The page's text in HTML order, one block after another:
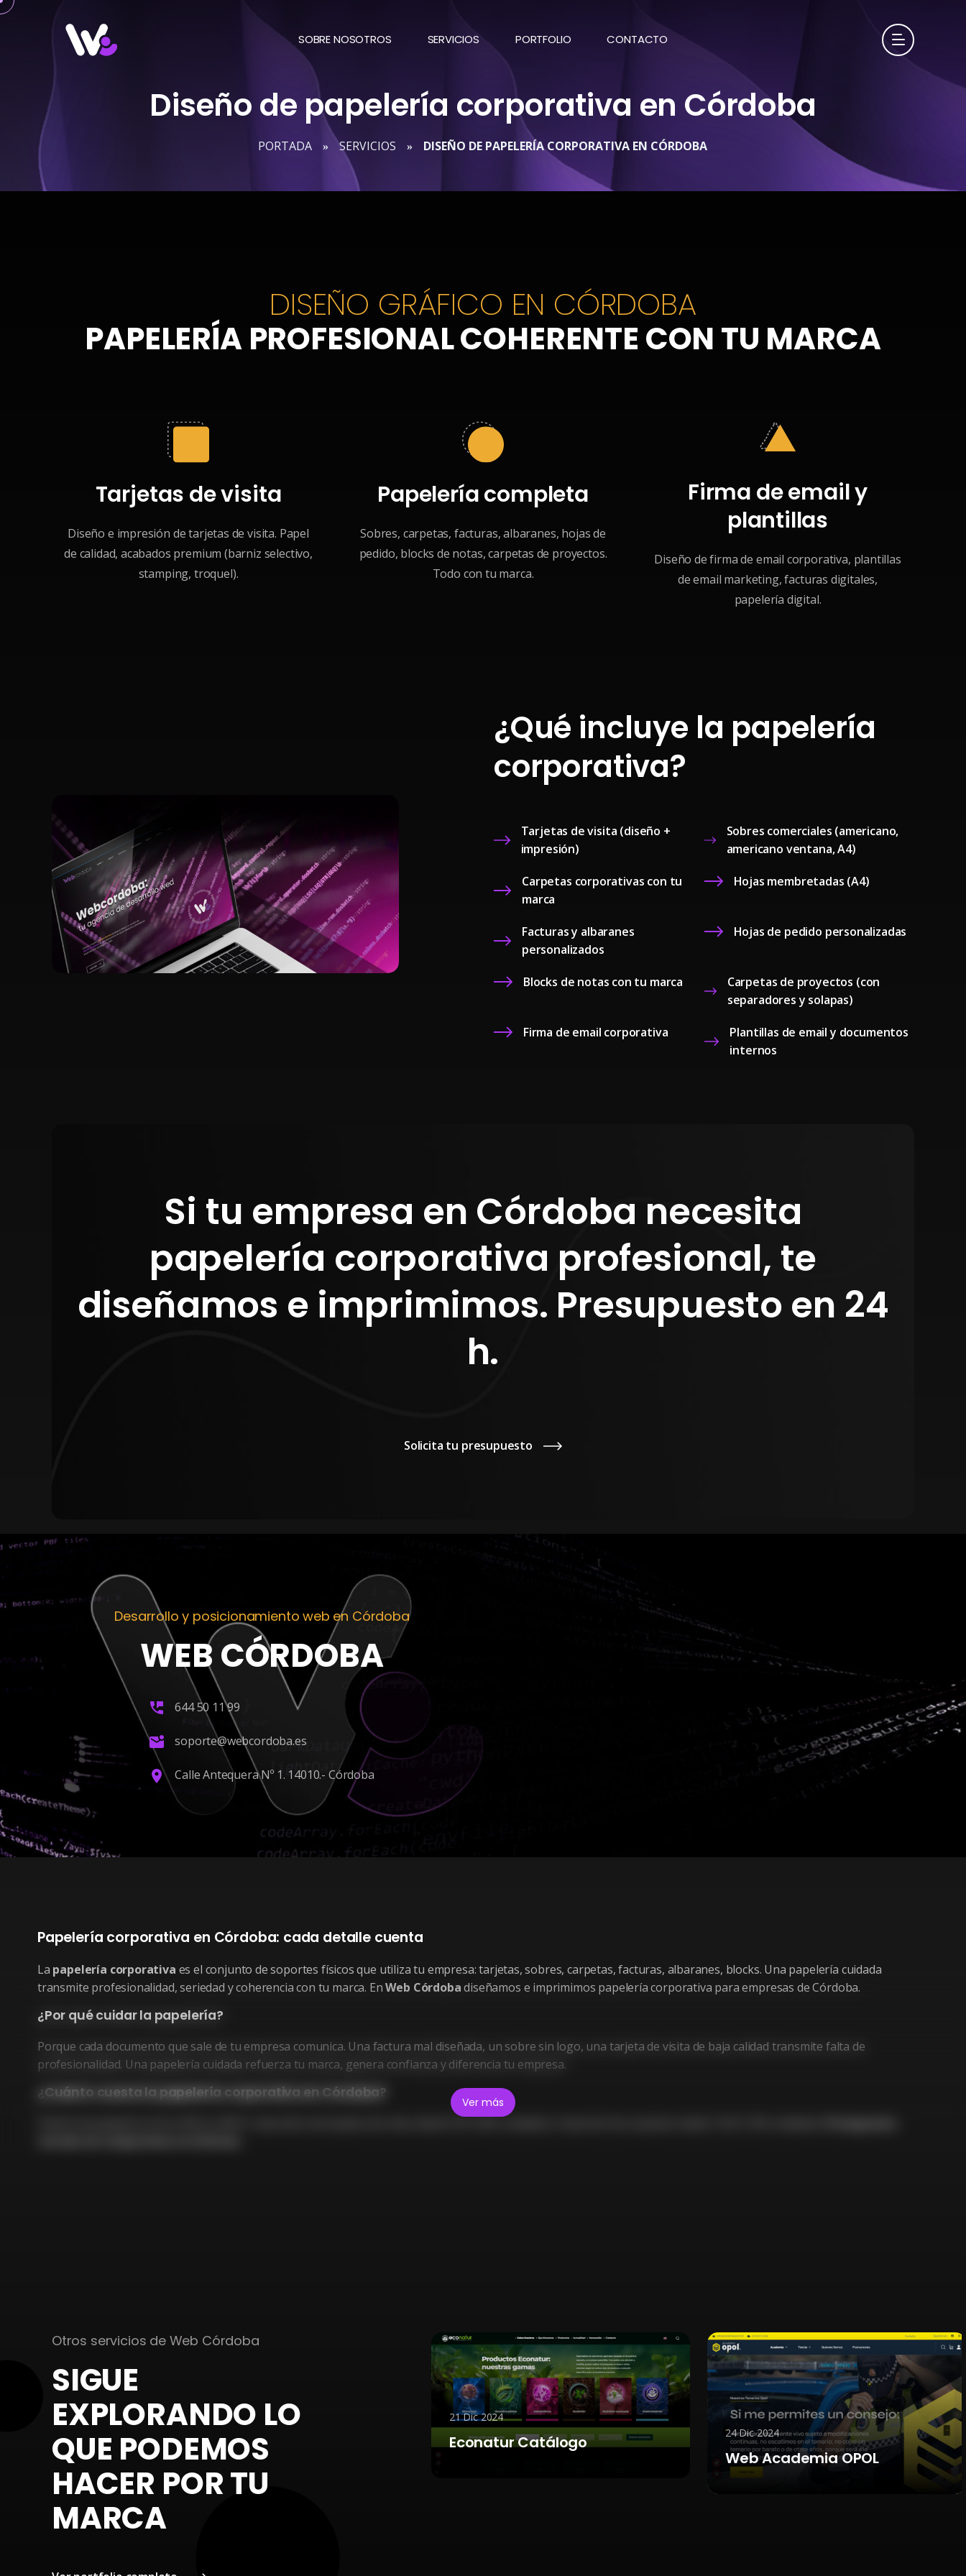
Saltar
SOBRE NOSOTROS SERVICIOS PORTFOLIO CONTACTO
Diseño de papelería corporativa en Córdoba
PORTADA » SERVICIOS » DISEÑO DE PAPELERÍA CORPORATIVA EN CÓRDOBA
DISEÑO GRÁFICO EN CÓRDOBA
PAPELERÍA PROFESIONAL COHERENTE CON TU MARCA
Tarjetas de visita
Diseño e impresión de tarjetas de visita. Papel
de calidad, acabados premium (barniz selectivo,
stamping, troquel).
Papelería completa
Sobres, carpetas, facturas, albaranes, hojas de
pedido, blocks de notas, carpetas de proyectos.
Todo con tu marca.
Firma de email y
plantillas
Diseño de firma de email corporativa, plantillas
de email marketing, facturas digitales,
papelería digital.
¿Qué incluye la papelería
corporativa?
Tarjetas de visita (diseño +
impresión)
Sobres comerciales (americano,
americano ventana, A4)
Carpetas corporativas con tu
marca
Hojas membretadas (A4)
Facturas y albaranes
personalizados
Hojas de pedido personalizadas
Blocks de notas con tu marca
Carpetas de proyectos (con
separadores y solapas)
Firma de email corporativa
Plantillas de email y documentos
internos
Si tu empresa en Córdoba necesita
papelería corporativa profesional, te
diseñamos e imprimimos. Presupuesto en 24
h.
Solicita tu presupuesto
Desarrollo y posicionamiento web en Córdoba
WEB CÓRDOBA
644 50 11 99
soporte@webcordoba.es
Calle Antequera Nº 1. 14010.- Córdoba
Papelería corporativa en Córdoba: cada detalle cuenta
La papelería corporativa es el conjunto de soportes físicos que utiliza tu empresa: tarjetas, sobres, carpetas, facturas, albaranes, blocks. Una papelería cuidada
transmite profesionalidad, seriedad y coherencia con tu marca. EnWeb Córdobadiseñamos e imprimimos papelería corporativa para empresas de Córdoba.
¿Por qué cuidar la papelería?
Porque cada documento que sale de tu empresa comunica. Una factura mal diseñada, un sobre sin logo, una tarjeta de visita de baja calidad transmite falta de
profesionalidad. Una papelería cuidada refuerza tu marca, genera confianza y diferencia tu empresa.
¿Cuánto cuesta la papelería corporativa en Córdoba?
Ver más
Otros servicios de Web Córdoba
SIGUE
EXPLORANDO LO
QUE PODEMOS
HACER POR TU
MARCA
21 Dic 2024
Econatur Catálogo 24 Dic 2024
19 Jun 2026
INCOBER